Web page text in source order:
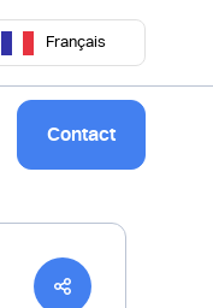
Français
Contact